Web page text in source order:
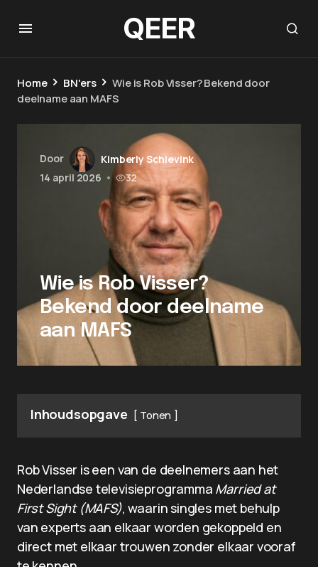
QEER
Home BN'ers
Wie is Rob Visser? Bekend door
deelname aan MAFS
Door
Kimberly Schievink
14 april 2026 • 32
Wie is Rob Visser?
Bekend door deelname
aan MAFS
Inhoudsopgave Tonen
Rob Visser is een van de deelnemers aan het
Nederlandse televisieprogramma Married at
First Sight (MAFS), waarin singles met behulp
van experts aan elkaar worden gekoppeld en
direct met elkaar trouwen zonder elkaar vooraf